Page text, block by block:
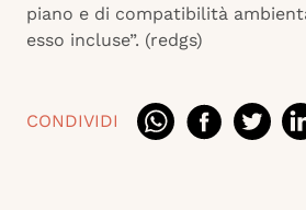
piano e di compatibilità
esso incluse”. (redgs)
CONDIVIDI